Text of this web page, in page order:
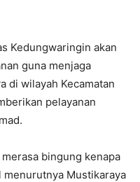
Kedungwaringin akan
guna menjaga
di wilayah Kecamatan
pelayanan
bingung kenapa
Mustikaraya